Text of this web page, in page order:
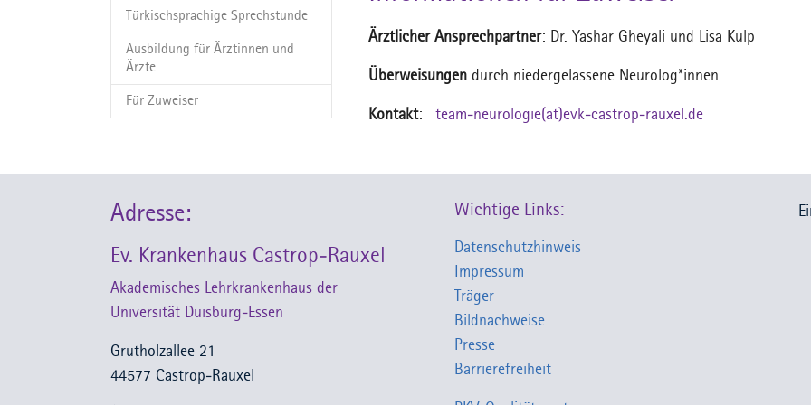
Türkischsprachige Sprechstunde
Ausbildung für Ärztinnen und
Ärzte
Für Zuweiser
Ärztlicher Ansprechpartner: Dr. Yashar Gheyali und Lisa Kulp
Überweisungen durch niedergelassene Neurolog*innen
Kontakt: team-neurologie(at)evk-castrop-rauxel.de
Adresse:
Ev. Krankenhaus Castrop-Rauxel
Akademisches Lehrkrankenhaus der
Universität Duisburg-Essen
Grutholzallee 21
44577 Castrop-Rauxel
Wichtige Links:
Datenschutzhinweis
Impressum
Träger
Bildnachweise
Presse
Barrierefreiheit